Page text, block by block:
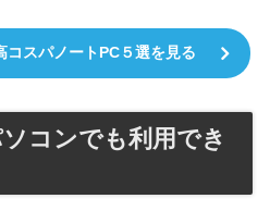
スパノートPC５選を見る
コンでも利用でき